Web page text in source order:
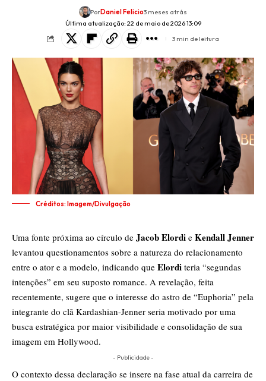
Última atualização: 22 de maio de 2026 13:09
PorDaniel Felicio3 meses atrás
3 min de leitura
Créditos: Imagem/Divulgação
Uma fonte próxima ao círculo de Jacob Elordi e Kendall Jenner
levantou questionamentos sobre a natureza do relacionamento
entre o ator e a modelo, indicando que Elordi teria “segundas
intenções” em seu suposto romance. A revelação, feita
recentemente, sugere que o interesse do astro de “Euphoria” pela
integrante do clã Kardashian-Jenner seria motivado por uma
busca estratégica por maior visibilidade e consolidação de sua
imagem em Hollywood.
- Publicidade -
O contexto dessa declaração se insere na fase atual da carreira de